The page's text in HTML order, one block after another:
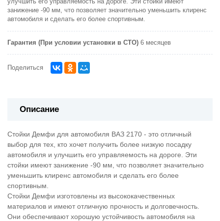
улучшить его управляемость на дороге. Эти стойки имеют
занижение -90 мм, что позволяет значительно уменьшить клиренс
автомобиля и сделать его более спортивным.
Гарантия (При условии установки в СТО) 6 месяцев
Поделиться
Описание
Стойки Демфи для автомобиля ВАЗ 2170 - это отличный
выбор для тех, кто хочет получить более низкую посадку
автомобиля и улучшить его управляемость на дороге. Эти
стойки имеют занижение -90 мм, что позволяет значительно
уменьшить клиренс автомобиля и сделать его более
спортивным.
Стойки Демфи изготовлены из высококачественных
материалов и имеют отличную прочность и долговечность.
Они обеспечивают хорошую устойчивость автомобиля на